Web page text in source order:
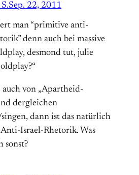
Sep. 22, 2011
man “primitive anti-
denn auch bei massive
desmond tut, julie
auch von „Apartheid-
dergleichen
dann ist das natürlich
Israel-Rhetorik. Was
sonst?